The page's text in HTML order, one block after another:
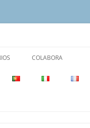
COLABORA